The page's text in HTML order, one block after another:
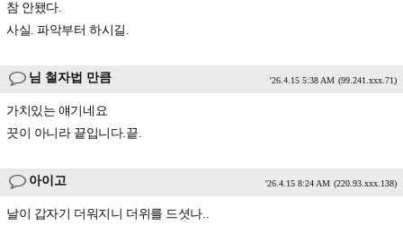
참 안됐다.
사실. 파악부터 하시길.
님 철자법 만큼 '26.4.15 5:38 AM (99.241.xxx.71)
가치있는 얘기네요
끗이 아니라 끝입니다.끝.
아이고 '26.4.15 8:24 AM (220.93.xxx.138)
날이 갑자기 더워지니 더위를 드셧나..